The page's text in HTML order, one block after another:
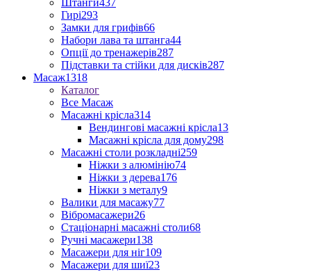
Штанги437
Гирі293
Замки для грифів66
Набори лава та штанга44
Опції до тренажерів287
Підставки та стійки для дисків287
Масаж1318
Каталог
Все Масаж
Масажні крісла314
Вендингові масажні крісла13
Масажні крісла для дому298
Масажні столи розкладні259
Ніжки з алюмінію74
Ніжки з дерева176
Ніжки з металу9
Валики для масажу77
Вібромасажери26
Стаціонарні масажні столи68
Ручні масажери138
Масажери для ніг109
Масажери для шиї23